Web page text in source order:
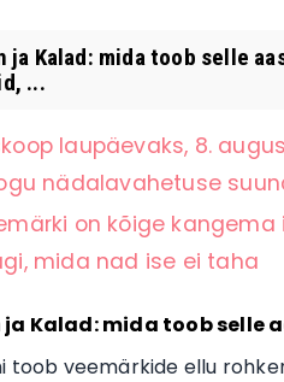
ja Kalad: mida toob selle
...
laupäevaks, 8.
nädalavahetuse
on kõige
mida nad ise ei taha
ja Kalad: mida toob selle
toob veemärkide ellu